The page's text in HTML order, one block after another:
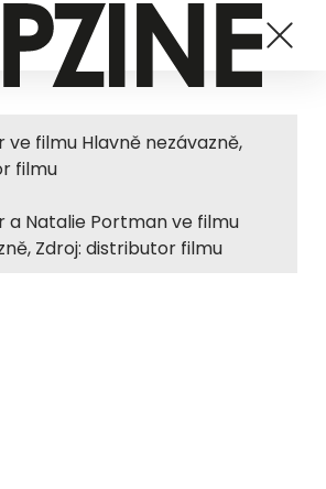
filmu Hlavně nezávazně,
filmu
a Natalie Portman ve filmu
Zdroj: distributor filmu